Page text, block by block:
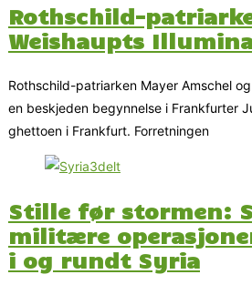
Rothschild-
Weishaupts
Rothschild-patriarken Mayer Amschel
en beskjeden begynnelse i Frankfurter
ghettoen i Frankfurt. Forretningen
Stille før stormen:
militære
i og rundt Syria